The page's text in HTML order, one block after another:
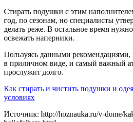
Стирать подушки с этим
год, по сезонам, но специалисты
делать реже. В остальное время
освежать наперники.
Пользуясь данными
в приличном виде, и самый важный
прослужит долго.
Как стирать и чистить подушки и
условиях
Источник: http://hoznauka.ru/v-dome/